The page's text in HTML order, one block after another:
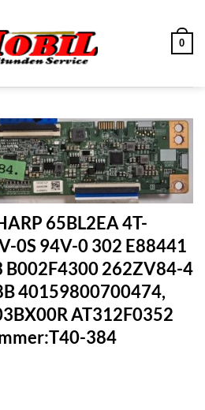
0
65BL2EA 4T-
0S 94V-0 302 E88441
B002F4300 262ZV84-4
40159800700474,
AT312F0352
384